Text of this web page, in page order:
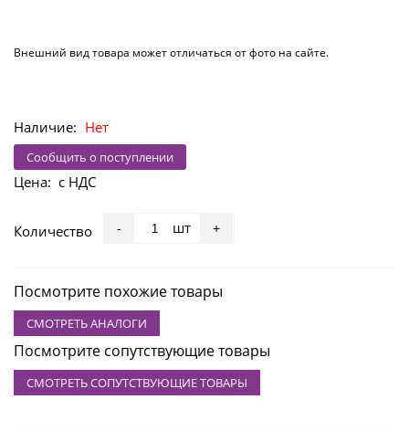
Внешний вид товара может отличаться от фото на сайте.
Наличие: Нет
Сообщить о поступлении
Цена: с НДС
Количество - шт +
Посмотрите похожие товары
СМОТРЕТЬ АНАЛОГИ
Посмотрите сопутствующие товары
СМОТРЕТЬ СОПУТСТВУЮЩИЕ ТОВАРЫ